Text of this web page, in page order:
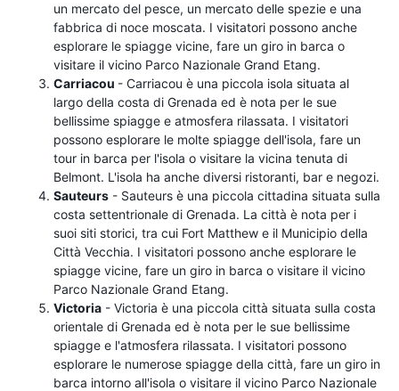
un mercato del pesce, un mercato delle spezie e una
fabbrica di noce moscata. I visitatori possono anche
esplorare le spiagge vicine, fare un giro in barca o
visitare il vicino Parco Nazionale Grand Etang.
Carriacou - Carriacou è una piccola isola situata al
largo della costa di Grenada ed è nota per le sue
bellissime spiagge e atmosfera rilassata. I visitatori
possono esplorare le molte spiagge dell'isola, fare un
tour in barca per l'isola o visitare la vicina tenuta di
Belmont. L'isola ha anche diversi ristoranti, bar e negozi.
Sauteurs - Sauteurs è una piccola cittadina situata sulla
costa settentrionale di Grenada. La città è nota per i
suoi siti storici, tra cui Fort Matthew e il Municipio della
Città Vecchia. I visitatori possono anche esplorare le
spiagge vicine, fare un giro in barca o visitare il vicino
Parco Nazionale Grand Etang.
Victoria - Victoria è una piccola città situata sulla costa
orientale di Grenada ed è nota per le sue bellissime
spiagge e l'atmosfera rilassata. I visitatori possono
esplorare le numerose spiagge della città, fare un giro in
barca intorno all'isola o visitare il vicino Parco Nazionale